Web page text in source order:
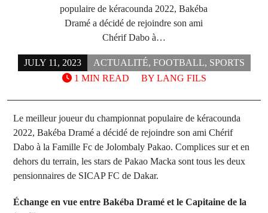
populaire de kéracounda 2022, Bakéba
Dramé a décidé de rejoindre son ami
Chérif Dabo à…
JULY 11, 2023 ACTUALITÉ, FOOTBALL, SPORTS
BY LANG FILS
1 MIN READ
Le meilleur joueur du championnat populaire de kéracounda
2022, Bakéba Dramé a décidé de rejoindre son ami Chérif
Dabo à la Famille Fc de Jolombaly Pakao. Complices sur et en
dehors du terrain, les stars de Pakao Macka sont tous les deux
pensionnaires de SICAP FC de Dakar.
Échange en vue entre Bakéba Dramé et le Capitaine de la